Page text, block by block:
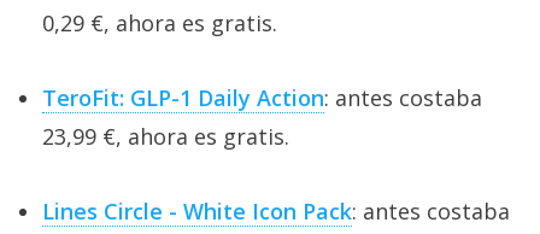
0,29 €, ahora es gratis.
TeroFit: GLP-1 Daily Action: antes costaba
23,99 €, ahora es gratis.
Lines Circle - White Icon Pack: antes costaba